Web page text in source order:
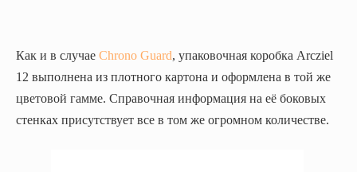
Как и в случае Chrono Guard, упаковочная коробка Arcziel
12 выполнена из плотного картона и оформлена в той же
цветовой гамме. Справочная информация на её боковых
стенках присутствует все в том же огромном количестве.